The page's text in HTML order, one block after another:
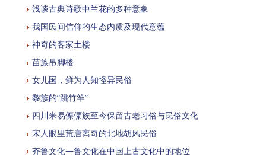
浅谈古典诗歌中兰花的多种意象
我国民间信仰的生态内质及现代意蕴
神奇的客家土楼
苗族吊脚楼
女儿国，鲜为人知怪异民俗
黎族的“跳竹竿”
四川米易傈僳族至今保留古老习俗与民俗文化
宋人眼里荒唐离奇的北地胡风民俗
齐鲁文化—鲁文化在中国上古文化中的地位